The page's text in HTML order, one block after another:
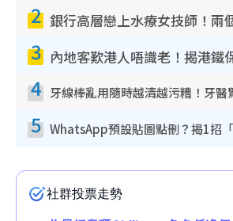
2
3
4
5